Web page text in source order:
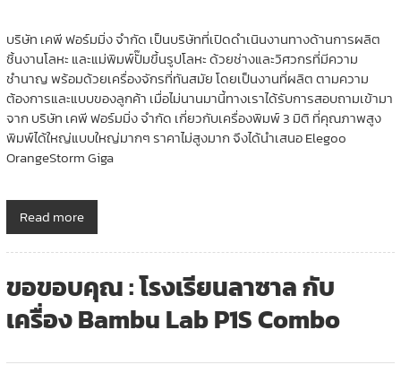
บริษัท เคพี ฟอร์มมิ่ง จำกัด เป็นบริษัทที่เปิดดำเนินงานทางด้านการผลิต
ชิ้นงานโลหะ และแม่พิมพ์ปั๊มขึ้นรูปโลหะ ด้วยช่างและวิศวกรที่มีความ
ชำนาญ พร้อมด้วยเครื่องจักรที่ทันสมัย โดยเป็นงานที่ผลิต ตามความ
ต้องการและแบบของลูกค้า เมื่อไม่นานมานี้ทางเราได้รับการสอบถามเข้ามา
จาก บริษัท เคพี ฟอร์มมิ่ง จำกัด เกี่ยวกับเครื่องพิมพ์ 3 มิติ ที่คุณภาพสูง
พิมพ์ได้ใหญ่แบบใหญ่มากๆ ราคาไม่สูงมาก จึงได้นำเสนอ Elegoo
OrangeStorm Giga
Read more
ขอขอบคุณ : โรงเรียนลาซาล กับ
เครื่อง Bambu Lab P1S Combo